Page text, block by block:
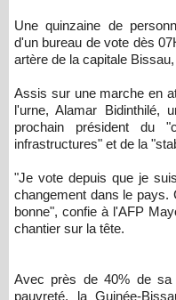
Une quinzaine de
d'un bureau de vote dès
artère de la capitale
Assis sur une marche en
l'urne, Alamar Bidinthilé,
prochain président du
infrastructures" et de la
"Je vote depuis que je
changement dans le pays.
bonne", confie à l'AFP
chantier sur la tête.
Avec près de 40% de sa
pauvreté, la Guinée-